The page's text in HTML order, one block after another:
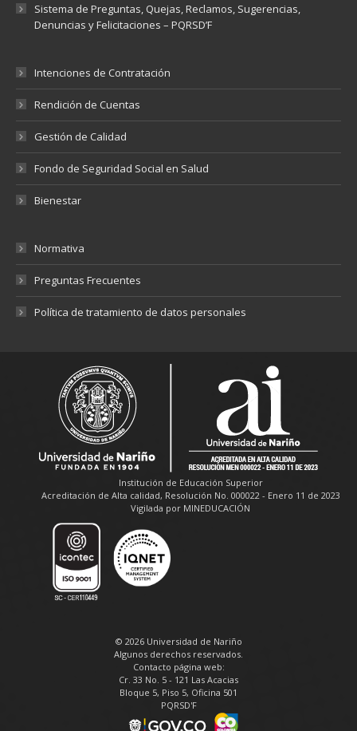
Sistema de Preguntas, Quejas, Reclamos, Sugerencias,
Denuncias y Felicitaciones – PQRSD’F
Intenciones de Contratación
Rendición de Cuentas
Gestión de Calidad
Fondo de Seguridad Social en Salud
Bienestar
Normativa
Preguntas Frecuentes
Política de tratamiento de datos personales
Institución de Educación Superior
Acreditación de Alta calidad, Resolución No. 000022 - Enero 11 de 2023
Vigilada por MINEDUCACIÓN
© 2026 Universidad de Nariño
Algunos derechos reservados.
Contacto página web:
Cr. 33 No. 5 - 121 Las Acacias
Bloque 5, Piso 5, Oficina 501
PQRSD'F